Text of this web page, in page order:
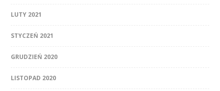
LUTY 2021
STYCZEŃ 2021
GRUDZIEŃ 2020
LISTOPAD 2020